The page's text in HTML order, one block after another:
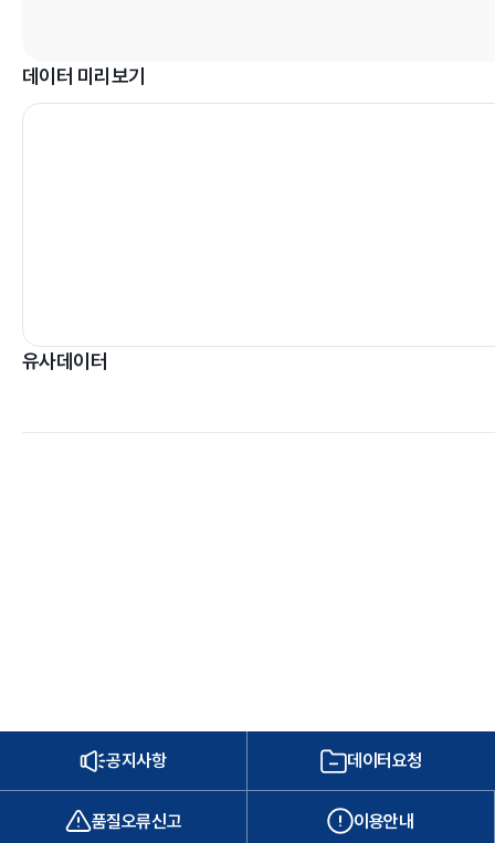
데이터 미리보기
유사데이터
공지사항 데이터요청
품질오류신고 이용안내